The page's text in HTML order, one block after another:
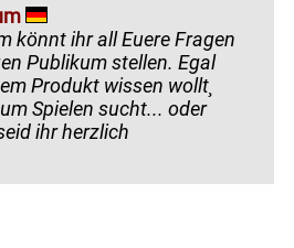
könnt ihr all Euere Fragen
Publikum stellen. Egal
Spielen sucht... oder
herzlich